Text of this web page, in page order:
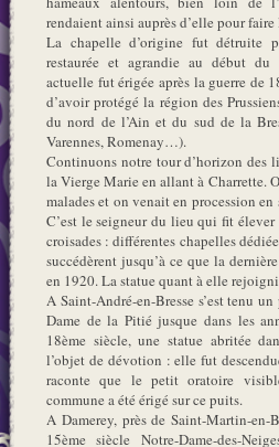
rendaient ainsi auprès d’elle pour
La chapelle d’origine fut détruite
restaurée et agrandie au début du
actuelle fut érigée après la guerre de
d’avoir protégé la région des
du nord de l’Ain et du sud de la
Varennes, Romenay…).
Continuons notre tour d’horizon des
la Vierge Marie en allant à Charrette.
malades et on venait en procession
C’est le seigneur du lieu qui fit
croisades : différentes chapelles
succédèrent jusqu’à ce que la
en 1920. La statue quant à elle
A Saint-André-en-Bresse s’est tenu
Dame de la Pitié jusque dans les
18ème siècle, une statue abritée
l’objet de dévotion : elle fut
raconte que le petit oratoire
commune a été érigé sur ce puits.
A Damerey, près de Saint-Martin-en-
15ème siècle Notre-Dame-des-